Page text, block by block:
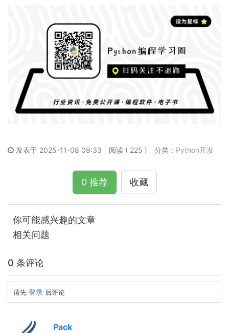
发表于 2025-11-08 09:33 阅读 ( 225 ) 分类： Python开发
0 推荐 收藏
你可能感兴趣的文章
相关问题
0 条评论
请先 登录 后评论
Pack